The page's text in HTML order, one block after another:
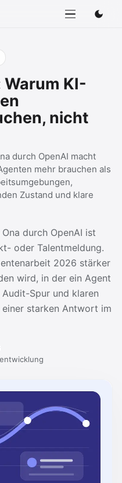
Warum KI-
nicht
durch OpenAI macht
mehr brauchen als
Zustand und klare
durch OpenAI ist
oder Talentmeldung.
2026 stärker
wird, in der ein Agent
Spur und klaren
starken Antwort im